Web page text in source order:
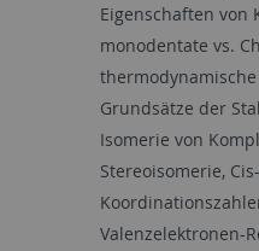
Eigenschaften von
monodentate vs.
Grundsätze der
Isomerie von
Stereoisomerie,
Valenzelektronen-